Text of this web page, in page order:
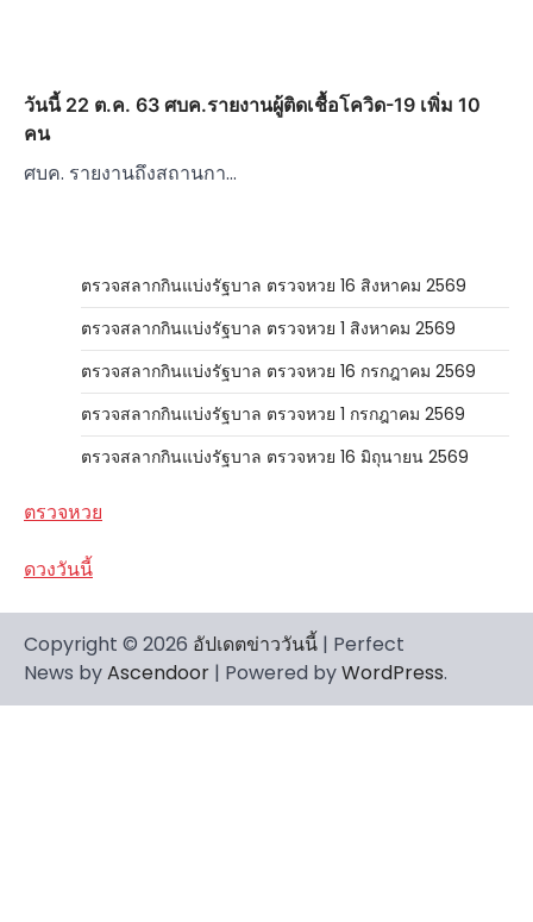
วันนี้ 22 ต.ค. 63 ศบค.รายงานผู้ติดเชื้อโควิด-19 เพิ่ม 10
คน
ศบค. รายงานถึงสถานกา…
ตรวจสลากกินแบ่งรัฐบาล ตรวจหวย 16 สิงหาคม 2569
ตรวจสลากกินแบ่งรัฐบาล ตรวจหวย 1 สิงหาคม 2569
ตรวจสลากกินแบ่งรัฐบาล ตรวจหวย 16 กรกฎาคม 2569
ตรวจสลากกินแบ่งรัฐบาล ตรวจหวย 1 กรกฎาคม 2569
ตรวจสลากกินแบ่งรัฐบาล ตรวจหวย 16 มิถุนายน 2569
ตรวจหวย
ดวงวันนี้
Copyright © 2026 อัปเดตข่าววันนี้ | Perfect
News byAscendoor | Powered byWordPress.